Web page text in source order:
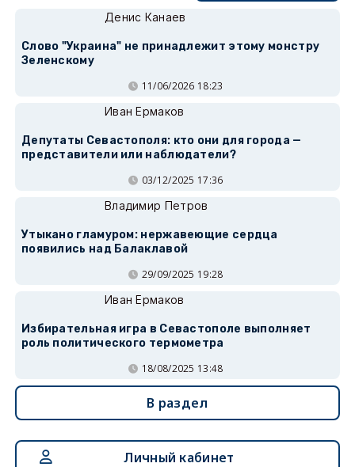
Денис Канаев
Слово "Украина" не принадлежит этому монстру
Зеленскому
11/06/2026 18:23
Иван Ермаков
Депутаты Севастополя: кто они для города —
представители или наблюдатели?
03/12/2025 17:36
Владимир Петров
Утыкано гламуром: нержавеющие сердца
появились над Балаклавой
29/09/2025 19:28
Иван Ермаков
Избирательная игра в Севастополе выполняет
роль политического термометра
18/08/2025 13:48
В раздел
Личный кабинет